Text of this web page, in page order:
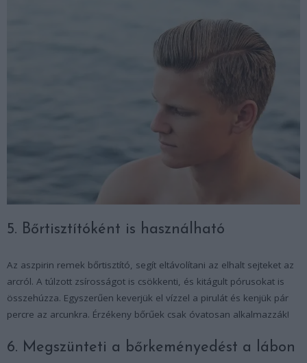
5. Bőrtisztítóként is használható
Az aszpirin remek bőrtisztító, segít eltávolítani az elhalt sejteket az
arcról. A túlzott zsírosságot is csökkenti, és kitágult pórusokat is
összehúzza. Egyszerűen keverjük el vízzel a pirulát és kenjük pár
percre az arcunkra. Érzékeny bőrűek csak óvatosan alkalmazzák!
6. Megszünteti a bőrkeményedést a lábon